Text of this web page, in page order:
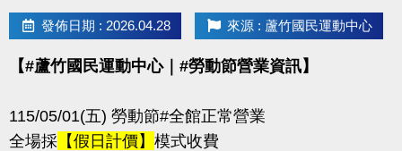
發佈日期 : 2026.04.28 來源 : 蘆竹國民運動中心
【#蘆竹國民運動中心｜#勞動節營業資訊】
115/05/01(五) 勞動節#全館正常營業
全場採 【假日計價】 模式收費